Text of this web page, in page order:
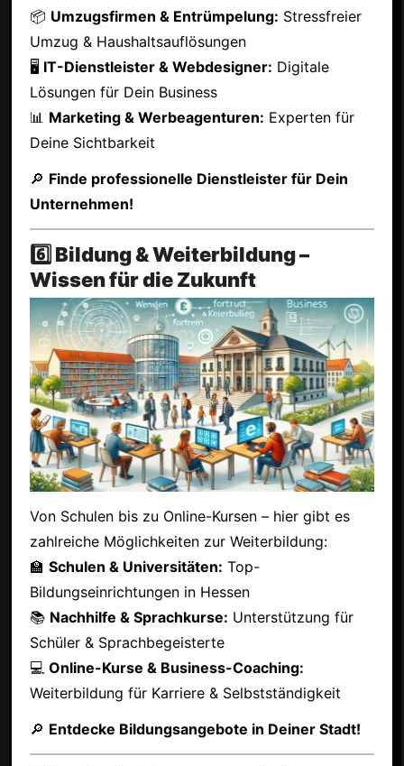
📦 Umzugsfirmen & Entrümpelung: Stressfreier
Umzug & Haushaltsauflösungen
🖥 IT-Dienstleister & Webdesigner: Digitale
Lösungen für Dein Business
📊 Marketing & Werbeagenturen: Experten für
Deine Sichtbarkeit
🔎 Finde professionelle Dienstleister für Dein
Unternehmen!
6️⃣ Bildung & Weiterbildung –
Wissen für die Zukunft
Von Schulen bis zu Online-Kursen – hier gibt es
zahlreiche Möglichkeiten zur Weiterbildung:
🏫 Schulen & Universitäten: Top-
Bildungseinrichtungen in Hessen
📚 Nachhilfe & Sprachkurse: Unterstützung für
Schüler & Sprachbegeisterte
💻 Online-Kurse & Business-Coaching:
Weiterbildung für Karriere & Selbstständigkeit
🔎 Entdecke Bildungsangebote in Deiner Stadt!